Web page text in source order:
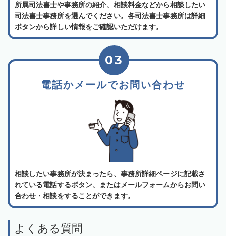
所属司法書士や事務所の紹介、相談料金などから相談したい
司法書士事務所を選んでください。各司法書士事務所は詳細
ボタンから詳しい情報をご確認いただけます。
電話かメールでお問い合わせ
03
相談したい事務所が決まったら、事務所詳細ページに記載さ
れている電話するボタン、またはメールフォームからお問い
合わせ・相談をすることができます。
よくある質問